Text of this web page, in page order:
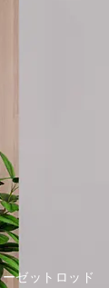
ゼットロッド